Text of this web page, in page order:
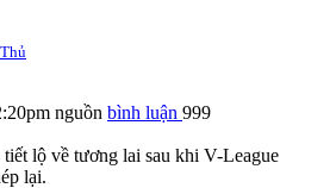
nguồn bình luận 999
lộ về tương lai sau khi V-League
lại.